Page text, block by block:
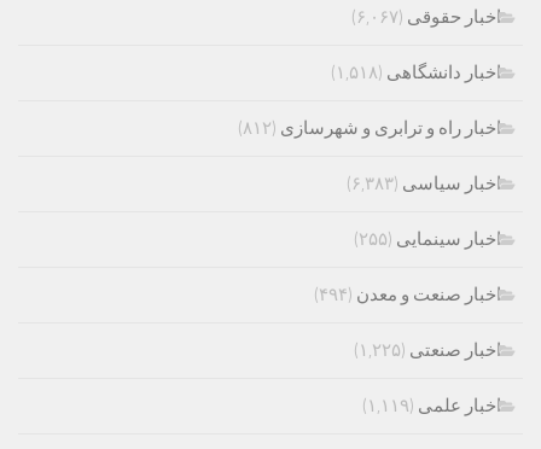
اخبار حقوقی (۶,۰۶۷)
اخبار دانشگاهی (۱,۵۱۸)
اخبار راه و ترابری و شهرسازی (۸۱۲)
اخبار سیاسی (۶,۳۸۳)
اخبار سینمایی (۲۵۵)
اخبار صنعت و معدن (۴۹۴)
اخبار صنعتی (۱,۲۲۵)
اخبار علمی (۱,۱۱۹)